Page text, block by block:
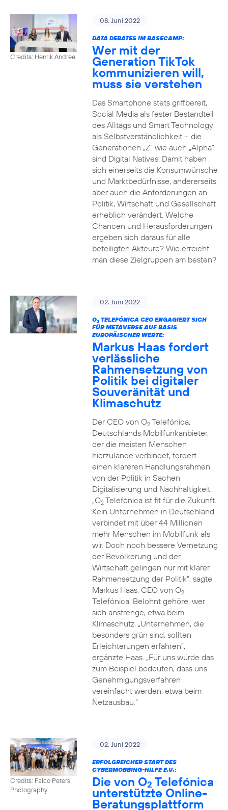
Credits: Henrik Andree
08. Juni 2022
DATA DEBATES IM BASECAMP:
Wer mit der
Generation TikTok
kommunizieren will,
muss sie verstehen
Das Smartphone stets griffbereit,
Social Media als fester Bestandteil
des Alltags und Smart Technology
als Selbstverständlichkeit – die
Generationen „Z“ wie auch „Alpha“
sind Digital Natives. Damit haben
sich einerseits die Konsumwünsche
und Marktbedürfnisse, andererseits
aber auch die Anforderungen an
Politik, Wirtschaft und Gesellschaft
erheblich verändert. Welche
Chancen und Herausforderungen
ergeben sich daraus für alle
beteiligten Akteure? Wie erreicht
man diese Zielgruppen am besten?
02. Juni 2022
O2TELEFÓNICA CEO ENGAGIERT SICH
FÜR METAVERSE AUF BASIS
EUROPÄISCHER WERTE:
Markus Haas fordert
verlässliche
Rahmensetzung von
Politik bei digitaler
Souveränität und
Klimaschutz
Der CEO von O2Telefónica,
Deutschlands Mobilfunkanbieter,
der die meisten Menschen
hierzulande verbindet, fordert
einen klareren Handlungsrahmen
von der Politik in Sachen
Digitalisierung und Nachhaltigkeit.
„O2Telefónica ist fit für die Zukunft.
Kein Unternehmen in Deutschland
verbindet mit über 44 Millionen
mehr Menschen im Mobilfunk als
wir. Doch noch bessere Vernetzung
der Bevölkerung und der
Wirtschaft gelingen nur mit klarer
Rahmensetzung der Politik“, sagte
Markus Haas, CEO von O2
Telefónica. Belohnt gehöre, wer
sich anstrenge, etwa beim
Klimaschutz. „Unternehmen, die
besonders grün sind, sollten
Erleichterungen erfahren“,
ergänzte Haas. „Für uns würde das
zum Beispiel bedeuten, dass uns
Genehmigungsverfahren
vereinfacht werden, etwa beim
Netzausbau.“
Credits: Falco Peters
Photography
02. Juni 2022
ERFOLGREICHER START DES
CYBERMOBBING-HILFE E.V.:
Die von O2 Telefónica
unterstützte Online-
Beratungsplattform